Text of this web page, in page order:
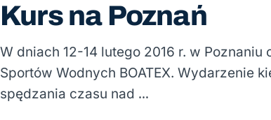
Kurs na Poznań
W dniach 12-14 lutego 2016 r. w
Sportów Wodnych BOATEX. Wydarzenie
spędzania czasu nad …